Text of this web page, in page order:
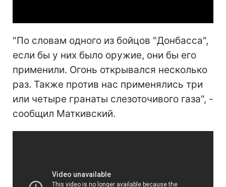
"По словам одного из бойцов "Донбасса",
если бы у них было оружие, они бы его
применили. Огонь открывался несколько
раз. Также против нас применялись три
или четыре гранаты слезоточивого газа", -
сообщил Маткивский.